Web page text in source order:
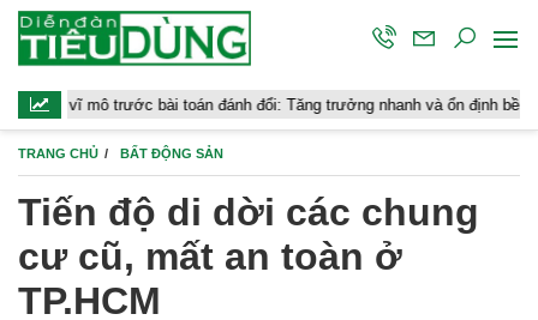
trước bài toán đánh đổi: Tăng trưởng nhanh và ổn định bền vững
TRANG CHỦ BẤT ĐỘNG SẢN
Tiến độ di dời các chung
cư cũ, mất an toàn ở
TP.HCM